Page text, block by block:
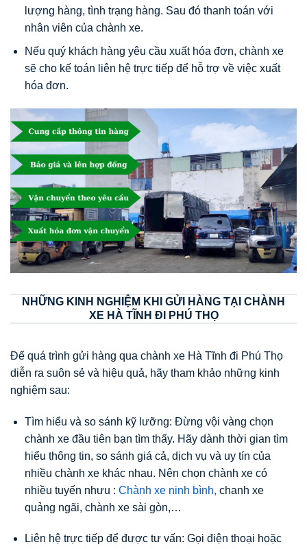
lượng hàng, tình trạng hàng. Sau đó thanh toán với
nhân viên của chành xe.
Nếu quý khách hàng yêu cầu xuất hóa đơn, chành xe
sẽ cho kế toán liên hệ trực tiếp để hỗ trợ về việc xuất
hóa đơn.
NHỮNG KINH NGHIỆM KHI GỬI HÀNG TẠI CHÀNH
XE HÀ TĨNH ĐI PHÚ THỌ
Để quá trình gửi hàng qua chành xe Hà Tĩnh đi Phú Thọ
diễn ra suôn sẻ và hiệu quả, hãy tham khảo những kinh
nghiệm sau:
Tìm hiểu và so sánh kỹ lưỡng: Đừng vội vàng chọn
chành xe đầu tiên bạn tìm thấy. Hãy dành thời gian tìm
hiểu thông tin, so sánh giá cả, dịch vụ và uy tín của
nhiều chành xe khác nhau. Nên chọn chành xe có
nhiều tuyến nhưu : Chành xe ninh bình, chanh xe
quảng ngãi, chành xe sài gòn,…
Liên hệ trực tiếp để được tư vấn: Gọi điện thoại hoặc